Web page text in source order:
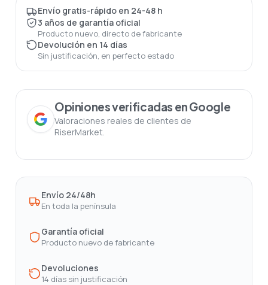
Envío gratis-rápido en 24-48 h
3 años de garantía oficial
Producto nuevo, directo de fabricante
Devolución en 14 días
Sin justificación, en perfecto estado
Opiniones verificadas en Google
Valoraciones reales de clientes de
RiserMarket.
Envío 24/48h
En toda la península
Garantía oficial
Producto nuevo de fabricante
Devoluciones
14 días sin justificación